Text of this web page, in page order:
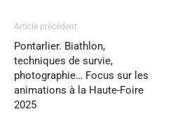
Article précédent
Pontarlier. Biathlon,
techniques de survie,
photographie… Focus sur les
animations à la Haute-Foire
2025